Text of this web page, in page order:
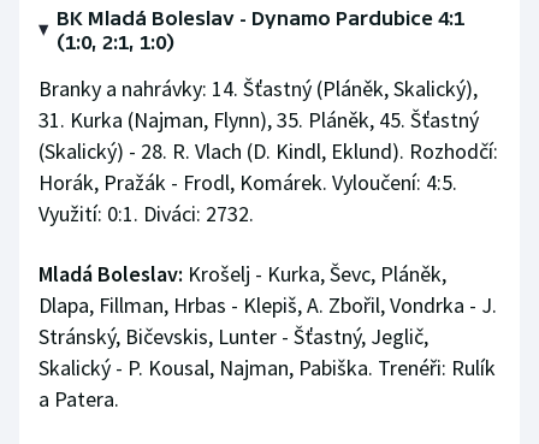
BK Mladá Boleslav - Dynamo Pardubice 4:1
(1:0, 2:1, 1:0)
Branky a nahrávky: 14. Šťastný (Pláněk, Skalický),
31. Kurka (Najman, Flynn), 35. Pláněk, 45. Šťastný
(Skalický) - 28. R. Vlach (D. Kindl, Eklund). Rozhodčí:
Horák, Pražák - Frodl, Komárek. Vyloučení: 4:5.
Využití: 0:1. Diváci: 2732.
Mladá Boleslav: Krošelj - Kurka, Ševc, Pláněk,
Dlapa, Fillman, Hrbas - Klepiš, A. Zbořil, Vondrka - J.
Stránský, Bičevskis, Lunter - Šťastný, Jeglič,
Skalický - P. Kousal, Najman, Pabiška. Trenéři: Rulík
a Patera.